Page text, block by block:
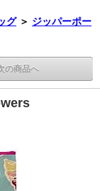
グ ＞ ジッパーポー
の商品へ